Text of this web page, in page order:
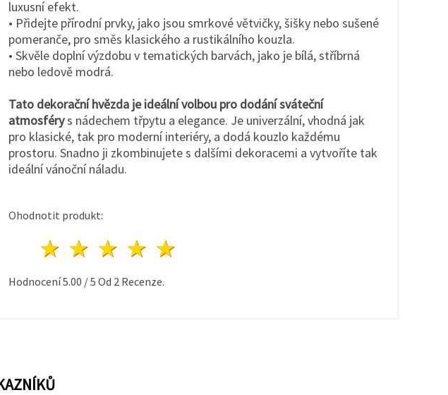
luxusní efekt.
• Přidejte přírodní prvky, jako jsou smrkové větvičky, šišky nebo sušené
pomeranče, pro směs klasického a rustikálního kouzla.
• Skvěle doplní výzdobu v tematických barvách, jako je bílá, stříbrná
nebo ledově modrá.
Tato dekorační hvězda je ideální volbou pro dodání sváteční
atmosférys nádechem třpytu a elegance. Je univerzální, vhodná jak
pro klasické, tak pro moderní interiéry, a dodá kouzlo každému
prostoru. Snadno ji zkombinujete s dalšími dekoracemi a vytvoříte tak
ideální vánoční náladu.
Ohodnotit produkt:
4 hvězdy
3 hvězdy
2 hvězdy
1 hvězda
Hodnocení5.00 /5 Od 2 Recenze.